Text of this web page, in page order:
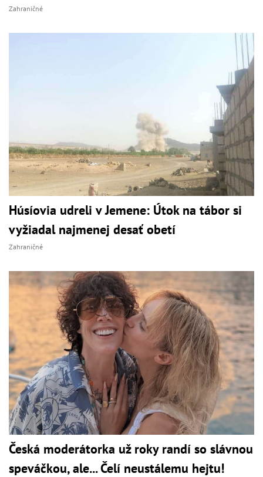
Zahraničné
Húsíovia udreli v Jemene: Útok na tábor si
vyžiadal najmenej desať obetí
Zahraničné
Česká moderátorka už roky randí so slávnou
speváčkou, ale... Čelí neustálemu hejtu!